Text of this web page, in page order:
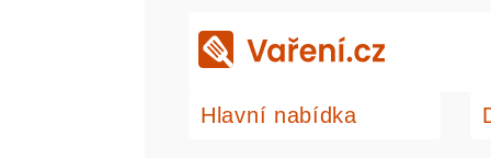
Hlavní nabídka